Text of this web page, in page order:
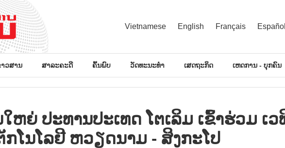
Vietnamese English Français
ວສານ ສາລະຄະດີ ຄົ້ນພົບ ວັດທະນະທຳ ເສດຖະກິດ ເຫດການ - ບຸກຄົນ
ຫຍ່ ປະ​ທານ​ປະ​ເທດ ໂຕ​ເລິມ ເຂົ້າ​ຮ່ວ​ມ ເວ​
ກ​ໂນ​ໂລ​ຢີ ຫວຽດ​ນາມ - ສິງ​ກະ​ໂປ